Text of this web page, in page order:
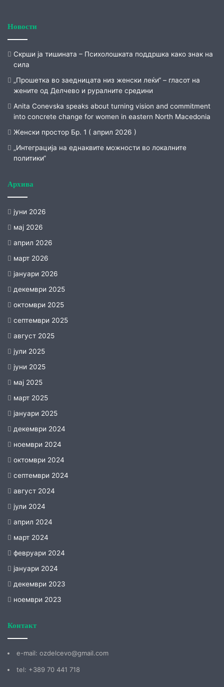
Новости
Скрши ја тишината – Психолошката поддршка како знак на
сила
„Прошетка во заедницата низ женски леќи“ – гласот на
жените од Делчево и руралните средини
Anita Conevska speaks about turning vision and commitment
into concrete change for women in eastern North Macedonia
Женски простор Бр. 1 ( април 2026 )
„Интеграција на еднаквите можности во локалните
политики“
Архива
јуни 2026
мај 2026
април 2026
март 2026
јануари 2026
декември 2025
октомври 2025
септември 2025
август 2025
јули 2025
јуни 2025
мај 2025
март 2025
јануари 2025
декември 2024
ноември 2024
октомври 2024
септември 2024
август 2024
јули 2024
април 2024
март 2024
февруари 2024
јануари 2024
декември 2023
ноември 2023
Контакт
е-mail: ozdelcevo@gmail.com
tel: +389 70 441 718